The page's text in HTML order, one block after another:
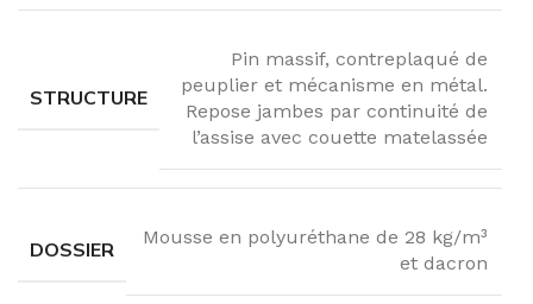
STRUCTURE
Pin massif, contreplaqué de
peuplier et mécanisme en métal.
Repose jambes par continuité de
l’assise avec couette matelassée
DOSSIER
Mousse en polyuréthane de 28 kg/m³
et dacron